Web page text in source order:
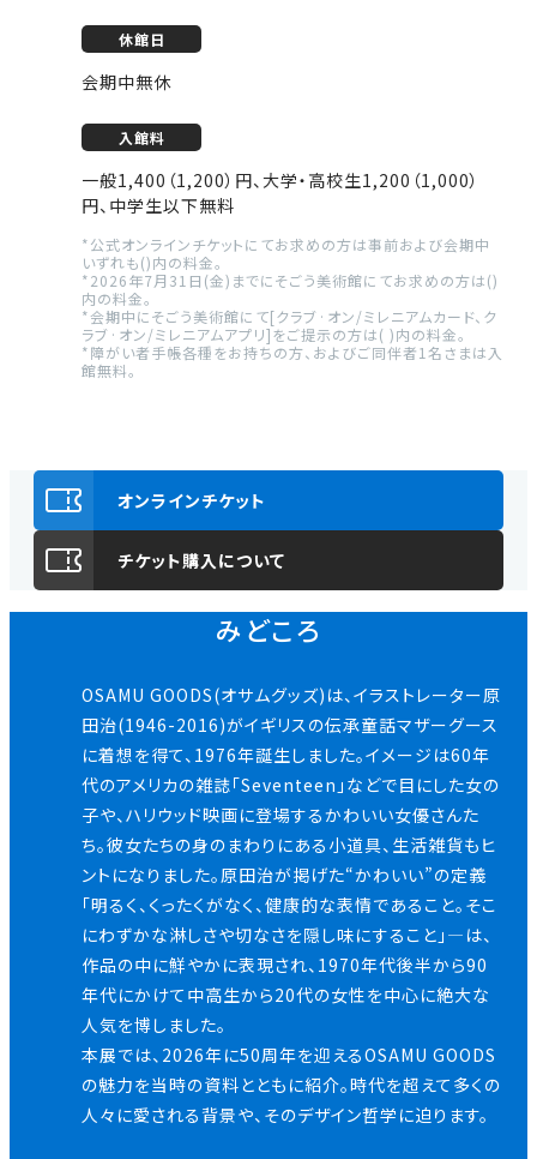
休館日
会期中無休
入館料
一般1,400（1,200）円、大学・高校生1,200（1,000）
円、中学生以下無料
*公式オンラインチケットにてお求めの方は事前および会期中
いずれも()内の料金。
*2026年7月31日(金)までにそごう美術館にてお求めの方は()
内の料金。
*会期中にそごう美術館にて[クラブ·オン/ミレニアムカード、ク
ラブ·オン/ミレニアムアプリ]をご提示の方は( )内の料金。
*障がい者手帳各種をお持ちの方、およびご同伴者1名さまは入
館無料。
オンラインチケット
チケット購入について
みどころ
OSAMU GOODS(オサムグッズ)は、イラストレーター原
田治(1946-2016)がイギリスの伝承童話マザーグース
に着想を得て、1976年誕生しました。イメージは60年
代のアメリカの雑誌「Seventeen」などで目にした女の
子や、ハリウッド映画に登場するかわいい女優さんた
ち。彼女たちの身のまわりにある小道具、生活雑貨もヒ
ントになりました。原田治が掲げた“かわいい”の定義
「明るく、くったくがなく、健康的な表情であること。そこ
にわずかな淋しさや切なさを隠し味にすること」―は、
作品の中に鮮やかに表現され、1970年代後半から90
年代にかけて中高生から20代の女性を中心に絶大な
人気を博しました。
本展では、2026年に50周年を迎えるOSAMU GOODS
の魅力を当時の資料とともに紹介。時代を超えて多くの
人々に愛される背景や、そのデザイン哲学に迫ります。